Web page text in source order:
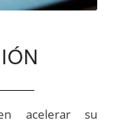
acelerar su